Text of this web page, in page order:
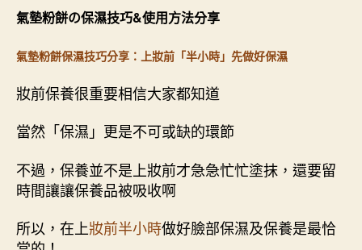
氣墊粉餅の保濕技巧&使用方法分享
氣墊粉餅保濕技巧分享：上妝前「半小時」先做好保濕
妝前保養很重要相信大家都知道
當然「保濕」更是不可或缺的環節
不過，保養並不是上妝前才急急忙忙塗抹，還要留
時間讓讓保養品被吸收啊
所以，在上妝前半小時做好臉部保濕及保養是最恰